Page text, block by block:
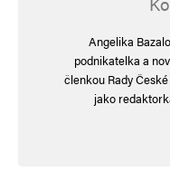
Angelika
podnikatelka a
členkou Rady
jako